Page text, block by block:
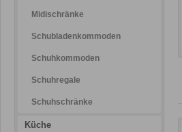
Midischränke
Schubladenkommoden
Schuhkommoden
Schuhregale
Schuhschränke
Küche